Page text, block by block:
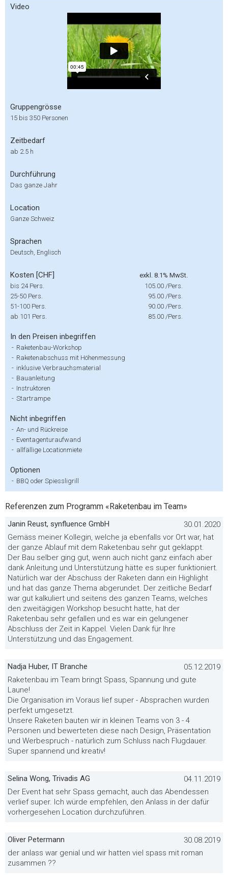
Video
Gruppengrösse
15 bis 350 Personen
Zeitbedarf
ab 2.5 h
Durchführung
Das ganze Jahr
Location
Ganze Schweiz
Sprachen
Deutsch, Englisch
Kosten [CHF]
exkl. 8.1% MwSt.
bis 24 Pers.
105.00 /Pers.
25-50 Pers.
95.00 /Pers.
51-100 Pers.
90.00 /Pers.
ab 101 Pers.
85.00 /Pers.
In den Preisen inbegriffen
- Raketenbau-Workshop
- Raketenabschuss mit Höhenmessung
- inklusive Verbrauchsmaterial
- Bauanleitung
- Instruktoren
- Startrampe
Nicht inbegriffen
- An- und Rückreise
- Eventagenturaufwand
- allfällige Locationmiete
Optionen
- BBQ oder Spiessligrill
Referenzen zum Programm «Raketenbau im Team»
Janin Reust, synfluence GmbH
30.01.2020
Gemäss meiner Kollegin, welche ja ebenfalls vor Ort war, hat
der ganze Ablauf mit dem Raketenbau sehr gut geklappt.
Der Bau selber ging gut, wenn auch nicht ganz einfach aber
dank Anleitung und Unterstützung hätte es super funktioniert.
Natürlich war der Abschuss der Raketen dann ein Highlight
und hat das ganze Thema abgerundet. Der zeitliche Bedarf
war gut kalkuliert und seitens des ganzen Teams, welches
den zweitägigen Workshop besucht hatte, hat der
Raketenbau sehr gefallen und es war ein gelungener
Abschluss der Zeit in Kappel. Vielen Dank für Ihre
Unterstützung und das Engagement.
Nadja Huber, IT Branche
05.12.2019
Raketenbau im Team bringt Spass, Spannung und gute
Laune!
Die Organisation im Voraus lief super - Absprachen wurden
perfekt umgesetzt.
Unsere Raketen bauten wir in kleinen Teams von 3 - 4
Personen und bewerteten diese nach Design, Präsentation
und Werbespruch - natürlich zum Schluss nach Flugdauer.
Super spannend und kreativ!
Selina Wong, Trivadis AG
04.11.2019
Der Event hat sehr Spass gemacht, auch das Abendessen
verlief super. Ich würde empfehlen, den Anlass in der dafür
vorhergesehen Location durchzuführen.
Oliver Petermann
30.08.2019
der anlass war genial und wir hatten viel spass mit roman
zusammen ??